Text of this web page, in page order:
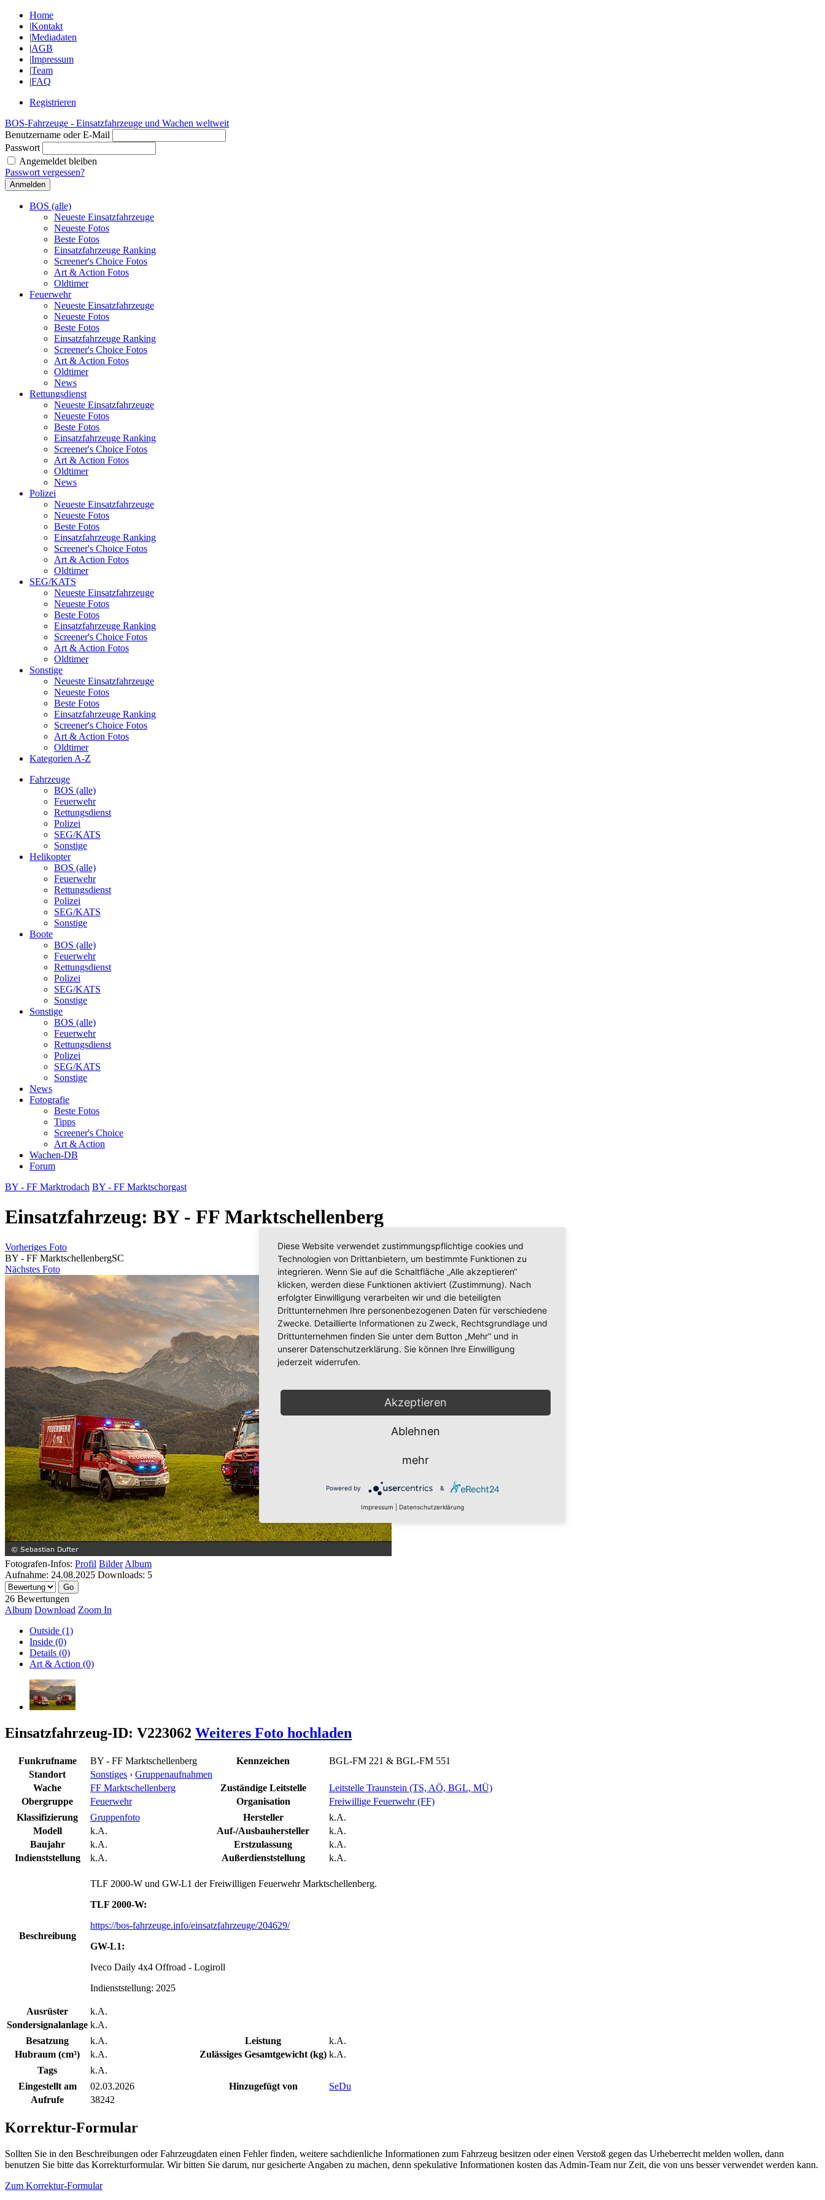
Home
|Kontakt
|Mediadaten
|AGB
|Impressum
|Team
|FAQ
Registrieren
BOS-Fahrzeuge - Einsatzfahrzeuge und Wachen weltweit
Benutzername oder E-Mail
Passwort
Angemeldet bleiben
Passwort vergessen?
BOS (alle)
Neueste Einsatzfahrzeuge
Neueste Fotos
Beste Fotos
Einsatzfahrzeuge Ranking
Screener's Choice Fotos
Art & Action Fotos
Oldtimer
Feuerwehr
Neueste Einsatzfahrzeuge
Neueste Fotos
Beste Fotos
Einsatzfahrzeuge Ranking
Screener's Choice Fotos
Art & Action Fotos
Oldtimer
News
Rettungsdienst
Neueste Einsatzfahrzeuge
Neueste Fotos
Beste Fotos
Einsatzfahrzeuge Ranking
Screener's Choice Fotos
Art & Action Fotos
Oldtimer
News
Polizei
Neueste Einsatzfahrzeuge
Neueste Fotos
Beste Fotos
Einsatzfahrzeuge Ranking
Screener's Choice Fotos
Art & Action Fotos
Oldtimer
SEG/KATS
Neueste Einsatzfahrzeuge
Neueste Fotos
Beste Fotos
Einsatzfahrzeuge Ranking
Screener's Choice Fotos
Art & Action Fotos
Oldtimer
Sonstige
Neueste Einsatzfahrzeuge
Neueste Fotos
Beste Fotos
Einsatzfahrzeuge Ranking
Screener's Choice Fotos
Art & Action Fotos
Oldtimer
Kategorien A-Z
Fahrzeuge
BOS (alle)
Feuerwehr
Rettungsdienst
Polizei
SEG/KATS
Sonstige
Helikopter
BOS (alle)
Feuerwehr
Rettungsdienst
Polizei
SEG/KATS
Sonstige
Boote
BOS (alle)
Feuerwehr
Rettungsdienst
Polizei
SEG/KATS
Sonstige
Sonstige
BOS (alle)
Feuerwehr
Rettungsdienst
Polizei
SEG/KATS
Sonstige
News
Fotografie
Beste Fotos
Tipps
Screener's Choice
Art & Action
Wachen-DB
Forum
BY - FF Marktrodach BY - FF Marktschorgast
Einsatzfahrzeug: BY - FF Marktschellenberg
Vorheriges Foto
BY - FF MarktschellenbergSC
Nächstes Foto
Fotografen-Infos: Profil Bilder Album
Aufnahme: 24.08.2025 Downloads: 5
26 Bewertungen
Album Download Zoom In
Outside (1)
Inside (0)
Details (0)
Art & Action (0)
Einsatzfahrzeug-ID: V223062 Weiteres Foto hochladen
Funkrufname BY - FF Marktschellenberg Kennzeichen
BGL-FM 221 & BGL-FM 551
Standort
Sonstiges › Gruppenaufnahmen
Wache
FF Marktschellenberg Zuständige Leitstelle
Leitstelle Traunstein (TS, AÖ, BGL, MÜ)
Obergruppe
Feuerwehr Organisation
Freiwillige Feuerwehr (FF)
Klassifizierung
Gruppenfoto Hersteller
k.A.
Modell
k.A. Auf-/Ausbauhersteller
k.A.
Baujahr
k.A. Erstzulassung
k.A.
Indienststellung
k.A. Außerdienststellung k.A.
Beschreibung
TLF 2000-W und GW-L1 der Freiwilligen Feuerwehr Marktschellenberg.
TLF 2000-W:
https://bos-fahrzeuge.info/einsatzfahrzeuge/204629/
GW-L1:
Iveco Daily 4x4 Offroad - Logiroll
Indienststellung: 2025
Ausrüster
k.A.
Sondersignalanlage k.A.
Besatzung
k.A. Leistung
k.A.
Hubraum (cm³)
k.A. Zulässiges Gesamtgewicht (kg) k.A.
Tags
k.A.
Eingestellt am
02.03.2026 Hinzugefügt von
SeDu
Aufrufe
38242
Korrektur-Formular
Sollten Sie in den Beschreibungen oder Fahrzeugdaten einen Fehler finden, weitere sachdienliche Informationen zum Fahrzeug besitzen oder einen Verstoß gegen das Urheberrecht melden wollen, dann
benutzen Sie bitte das Korrekturformular. Wir bitten Sie darum, nur gesicherte Angaben zu machen, denn spekulative Informationen kosten das Admin-Team nur Zeit, die von uns besser verwendet werden kann.
Zum Korrektur-Formular
Diese Website verwendet zustimmungspflichtige cookies und
Technologien von Drittanbietern, um bestimmte Funktionen zu
integrieren. Wenn Sie auf die Schaltfläche „Alle akzeptieren“
klicken, werden diese Funktionen aktiviert (Zustimmung). Nach
erfolgter Einwilligung verarbeiten wir und die beteiligten
Drittunternehmen Ihre personenbezogenen Daten für verschiedene
Zwecke. Detaillierte Informationen zu Zweck, Rechtsgrundlage und
Drittunternehmen finden Sie unter dem Button „Mehr“ und in
unserer Datenschutzerklärung. Sie können Ihre Einwilligung
jederzeit widerrufen.
Akzeptieren
Ablehnen
mehr
Powered by &
Impressum Datenschutzerklärung